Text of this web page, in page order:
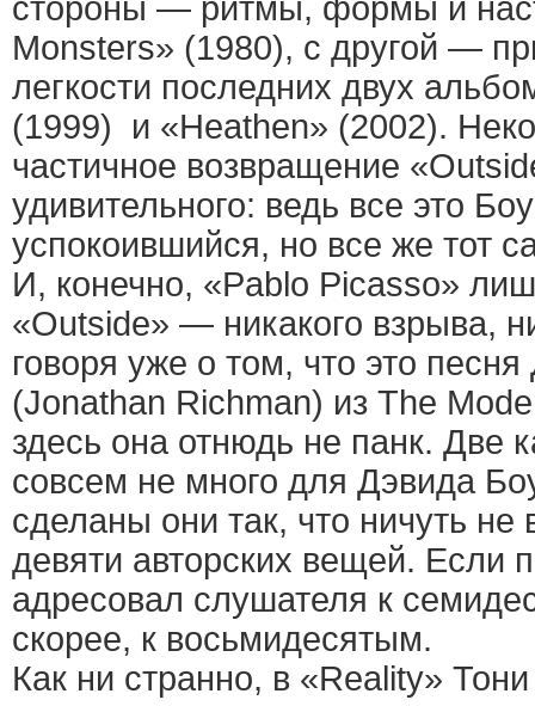
стороны — ритмы, формы и
Monsters» (1980), с другой —
легкости последних двух
(1999) и «Heathen» (2002).
частичное возвращение
удивительного: ведь все это
успокоившийся, но все же тот
И, конечно, «Pablo Picasso»
«Outside» — никакого взрыва,
говоря уже о том, что это
(Jonathan Richman) из The
здесь она отнюдь не панк. Две
совсем не много для Дэвида
сделаны они так, что ничуть
девяти авторских вещей. Если
адресовал слушателя к
скорее, к восьмидесятым.
Как ни странно, в «Reality»